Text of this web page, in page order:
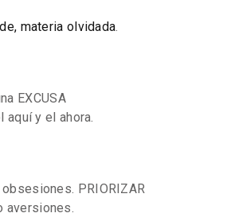
materia olvidada.
EXCUSA
aquí y el ahora.
PRIORIZAR
aversiones.